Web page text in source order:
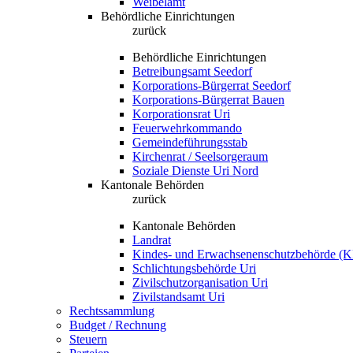
Behördliche Einrichtungen
zurück
Behördliche Einrichtungen
Betreibungsamt Seedorf
Korporations-Bürgerrat Seedorf
Korporations-Bürgerrat Bauen
Korporationsrat Uri
Feuerwehrkommando
Gemeindeführungsstab
Kirchenrat / Seelsorgeraum
Soziale Dienste Uri Nord
Kantonale Behörden
zurück
Kantonale Behörden
Landrat
Kindes- und Erwachsenenschutzbehörde
Schlichtungsbehörde Uri
Zivilschutzorganisation Uri
Zivilstandsamt Uri
Rechtssammlung
Budget / Rechnung
Steuern